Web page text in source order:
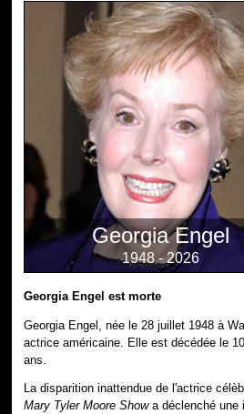
Georgia Engel
1948 - 2026
Georgia Engel est morte
Georgia Engel, née le 28 juillet 1948 à
actrice américaine. Elle est décédée le
ans.
La disparition inattendue de l'actrice
Mary Tyler Moore Showa déclenché une